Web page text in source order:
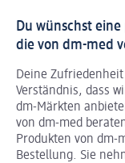
Du wünschst
die von dm-med
Deine
Verständnis, dass
dm-Märkten
von dm-med
Produkten von dm-
Bestellung. Sie